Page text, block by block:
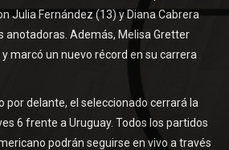
Julia Fernández (13) y Diana Cabrera
anotadoras. Además, Melisa Gretter
marcó un nuevo récord en su carrera
por delante, el seleccionado cerrará la
6 frente a Uruguay. Todos los partidos
podrán seguirse en vivo a través